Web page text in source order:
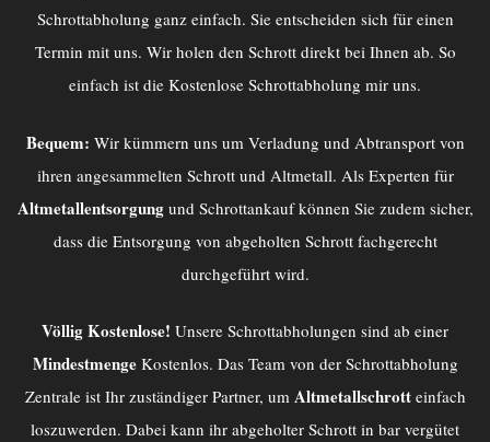
Schrottabholung ganz einfach. Sie entscheiden sich für einen
Termin mit uns. Wir holen den Schrott direkt bei Ihnen ab. So
einfach ist die Kostenlose Schrottabholung mir uns.
Bequem: Wir kümmern uns um Verladung und Abtransport von
ihren angesammelten Schrott und Altmetall. Als Experten für
Altmetallentsorgung und Schrottankauf können Sie zudem sicher,
dass die Entsorgung von abgeholten Schrott fachgerecht
durchgeführt wird.
Völlig Kostenlose! Unsere Schrottabholungen sind ab einer
Mindestmenge Kostenlos. Das Team von der Schrottabholung
Zentraleist Ihr zuständiger Partner, um Altmetallschrott einfach
loszuwerden. Dabei kann ihr abgeholter Schrott in bar vergütet